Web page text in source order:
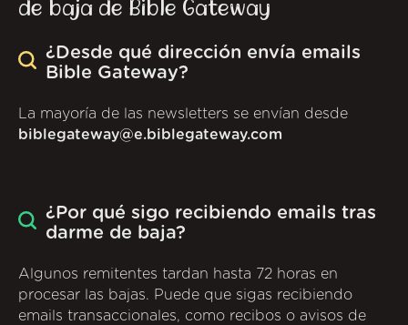
de baja de Bible Gateway
¿Desde qué dirección envía emails
Bible Gateway?
La mayoría de las newsletters se envían desde
biblegateway@e.biblegateway.com
¿Por qué sigo recibiendo emails tras
darme de baja?
Algunos remitentes tardan hasta 72 horas en
procesar las bajas. Puede que sigas recibiendo
emails transaccionales, como recibos o avisos de